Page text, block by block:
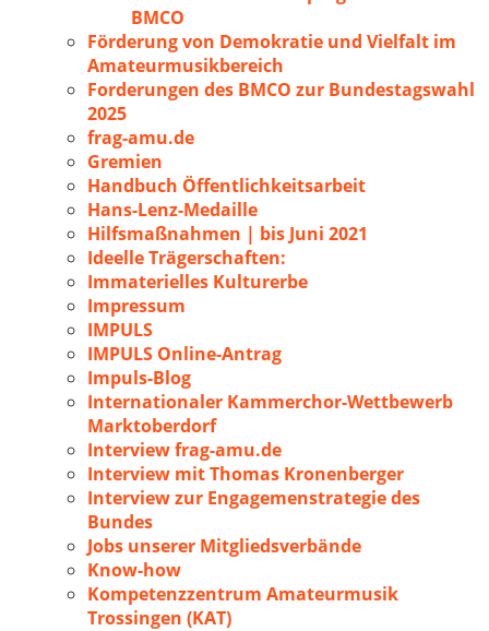
BMCO
Förderung von Demokratie und Vielfalt im
Amateurmusikbereich
Forderungen des BMCO zur Bundestagswahl
2025
frag-amu.de
Gremien
Handbuch Öffentlichkeitsarbeit
Hans-Lenz-Medaille
Hilfsmaßnahmen | bis Juni 2021
Ideelle Trägerschaften:
Immaterielles Kulturerbe
Impressum
IMPULS
IMPULS Online-Antrag
Impuls-Blog
Internationaler Kammerchor-Wettbewerb
Marktoberdorf
Interview frag-amu.de
Interview mit Thomas Kronenberger
Interview zur Engagemenstrategie des
Bundes
Jobs unserer Mitgliedsverbände
Know-how
Kompetenzzentrum Amateurmusik
Trossingen (KAT)